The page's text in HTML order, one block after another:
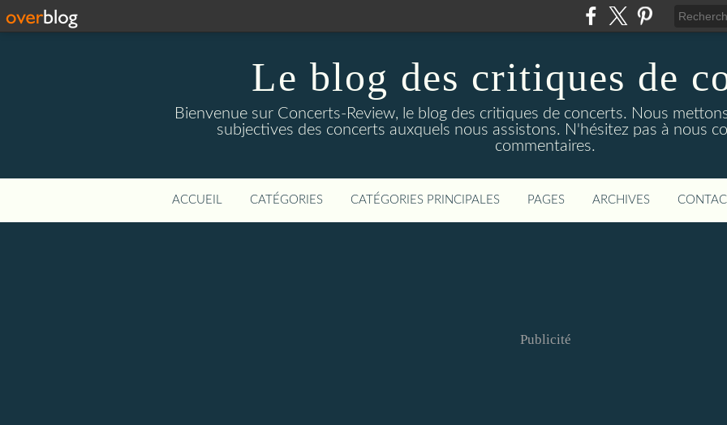
Le blog des critiques de
Bienvenue sur Concerts-Review, le blog des critiques de concerts. Nous
subjectives des concerts auxquels nous assistons. N'hésitez pas à nous
commentaires.
ACCUEIL CATÉGORIES CATÉGORIES PRINCIPALES PAGES ARCHIVES
Publicité